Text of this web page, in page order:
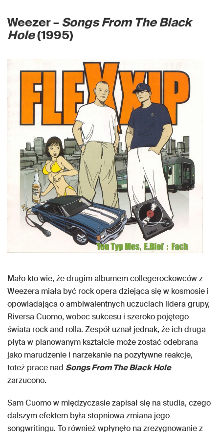
Weezer –Songs From The Black
Hole(1995)
Mało kto wie, że drugim albumem collegerockowców z
Weezera miała być rock opera dziejąca się w kosmosie i
opowiadająca o ambiwalentnych uczuciach lidera grupy,
Riversa Cuomo, wobec sukcesu i szeroko pojętego
świata rock and rolla. Zespół uznał jednak, że ich druga
płyta w planowanym kształcie może zostać odebrana
jako marudzenie i narzekanie na pozytywne reakcje,
toteż prace nad Songs From The Black Hole
zarzucono.
Sam Cuomo w międzyczasie zapisał się na studia, czego
dalszym efektem była stopniowa zmiana jego
songwritingu. To również wpłynęło na zrezygnowanie z